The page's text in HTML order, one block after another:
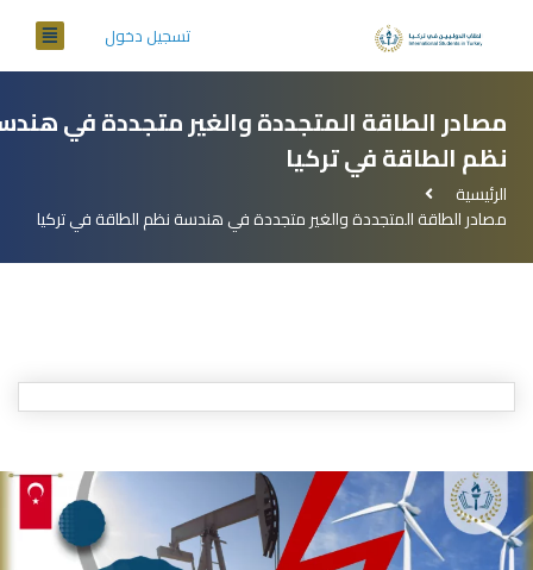
تسجيل دخول
مصادر الطاقة المتجددة والغير متجددة في
نظم الطاقة في تركيا
الرئيسية
مصادر الطاقة المتجددة والغير متجددة في هندسة نظم الطاقة في تركيا